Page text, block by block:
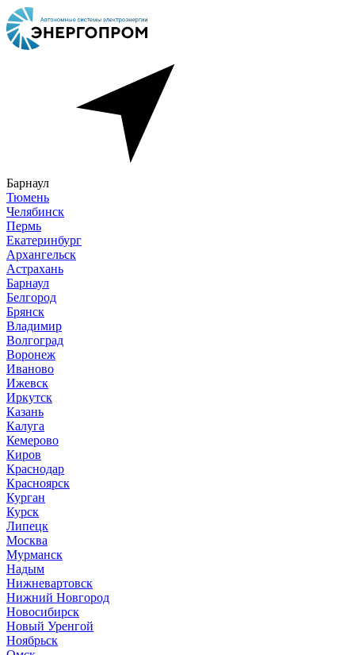
Барнаул
Тюмень
Челябинск
Пермь
Екатеринбург
Архангельск
Астрахань
Барнаул
Белгород
Брянск
Владимир
Волгоград
Воронеж
Иваново
Ижевск
Иркутск
Казань
Калуга
Кемерово
Киров
Краснодар
Красноярск
Курган
Курск
Липецк
Москва
Мурманск
Надым
Нижневартовск
Нижний Новгород
Новосибирск
Новый Уренгой
Ноябрьск